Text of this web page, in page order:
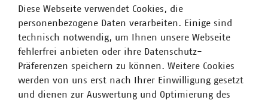
Stadtwerke in Deutschland setzen die
Energiewende vor Ort um. Sie sind die
wichtigsten Akteure für deren Gelingen.
© Stockr/stock.adobe.com
Diese Webseite verwendet Cookies, die
personenbezogene Daten verarbeiten. Einige sind
technisch notwendig, um Ihnen unsere Webseite
fehlerfrei anbieten oder ihre Datenschutz-
Präferenzen speichern zu können. Weitere Cookies
werden von uns erst nach Ihrer Einwilligung gesetzt
und dienen zur Auswertung und Optimierung des